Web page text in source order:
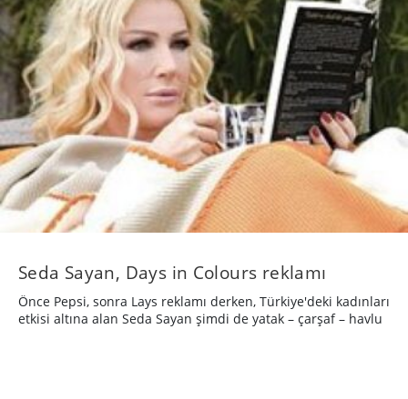
Seda Sayan, Days in Colours reklamı
Önce Pepsi, sonra Lays reklamı derken, Türkiye'deki kadınları
etkisi altına alan Seda Sayan şimdi de yatak – çarşaf – havlu